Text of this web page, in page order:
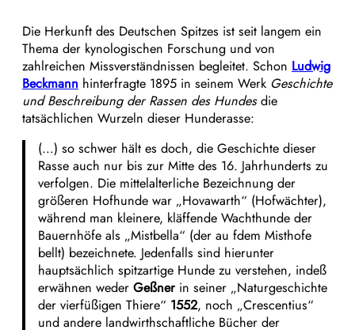
Die Herkunft des Deutschen Spitzes ist seit langem ein
Thema der kynologischen Forschung und von
zahlreichen Missverständnissen begleitet. Schon Ludwig
Beckmann hinterfragte 1895 in seinem Werk Geschichte
und Beschreibung der Rassen des Hundesdie
tatsächlichen Wurzeln dieser Hunderasse:
(…) so schwer hält es doch, die Geschichte dieser
Rasse auch nur bis zur Mitte des 16. Jahrhunderts zu
verfolgen. Die mittelalterliche Bezeichnung der
größeren Hofhunde war „Hovawarth“ (Hofwächter),
während man kleinere, kläffende Wachthunde der
Bauernhöfe als „Mistbella“ (der au fdem Misthofe
bellt) bezeichnete. Jedenfalls sind hierunter
hauptsächlich spitzartige Hunde zu verstehen, indeß
erwähnen wederGeßner in seiner „Naturgeschichte
der vierfüßigen Thiere“ 1552, noch „Crescentius“
und andere landwirthschaftliche Bücher der